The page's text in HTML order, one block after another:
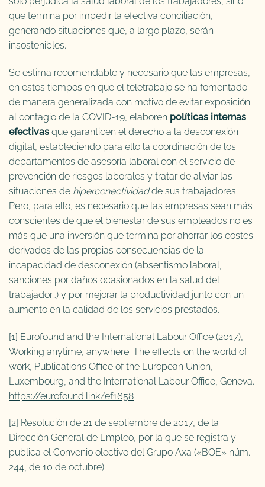
que termina por impedir la efectiva conciliación,
generando situaciones que, a largo plazo, serán
insostenibles.
Se estima recomendable y necesario que las empresas,
en estos tiempos en que el teletrabajo se ha fomentado
de manera generalizada con motivo de evitar exposición
al contagio de la COVID-19, elaboren políticas internas
efectivas que garanticen el derecho a la desconexión
digital, estableciendo para ello la coordinación de los
departamentos de asesoría laboral con el servicio de
prevención de riesgos laborales y tratar de aliviar las
situaciones de hiperconectividadde sus trabajadores.
Pero, para ello, es necesario que las empresas sean más
conscientes de que el bienestar de sus empleados no es
más que una inversión que termina por ahorrar los costes
derivados de las propias consecuencias de la
incapacidad de desconexión (absentismo laboral,
sanciones por daños ocasionados en la salud del
trabajador…) y por mejorar la productividad junto con un
aumento en la calidad de los servicios prestados.
[1] Eurofound and the International Labour Office (2017),
Working anytime, anywhere: The effects on the world of
work, Publications Office of the European Union,
Luxembourg, and the International Labour Office, Geneva.
https://eurofound.link/ef1658
[2] Resolución de 21 de septiembre de 2017, de la
Dirección General de Empleo, por la que se registra y
publica el Convenio olectivo del Grupo Axa («BOE» núm.
244, de 10 de octubre).